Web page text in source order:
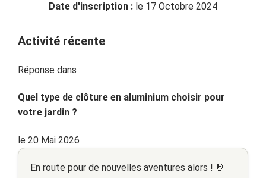
Date d'inscription : le 17 Octobre 2024
Activité récente
Réponse dans :
Quel type de clôture en aluminium choisir pour
votre jardin ?
le 20 Mai 2026
En route pour de nouvelles aventures alors ! 🤘